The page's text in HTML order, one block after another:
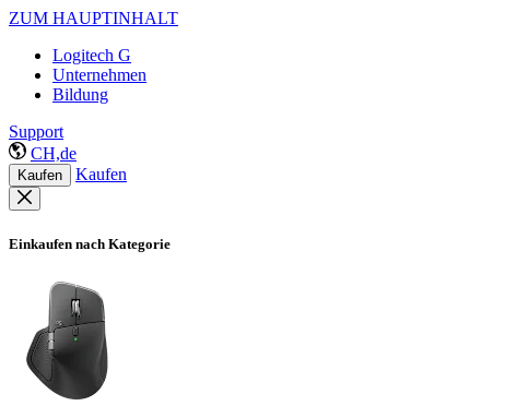
ZUM HAUPTINHALT
Logitech G
Unternehmen
Bildung
Support
CH,de
Kaufen Kaufen
Einkaufen nach Kategorie